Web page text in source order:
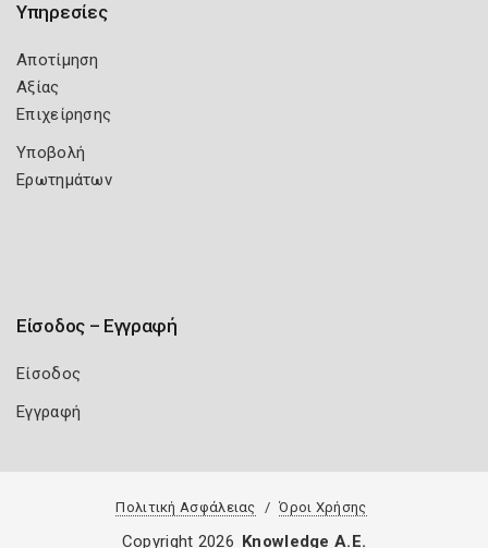
Υπηρεσίες
Αποτίμηση
Αξίας
Επιχείρησης
Υποβολή
Ερωτημάτων
Είσοδος – Εγγραφή
Είσοδος
Εγγραφή
Πολιτική Ασφάλειας Όροι Χρήσης
Copyright 2026 Knowledge A.E.